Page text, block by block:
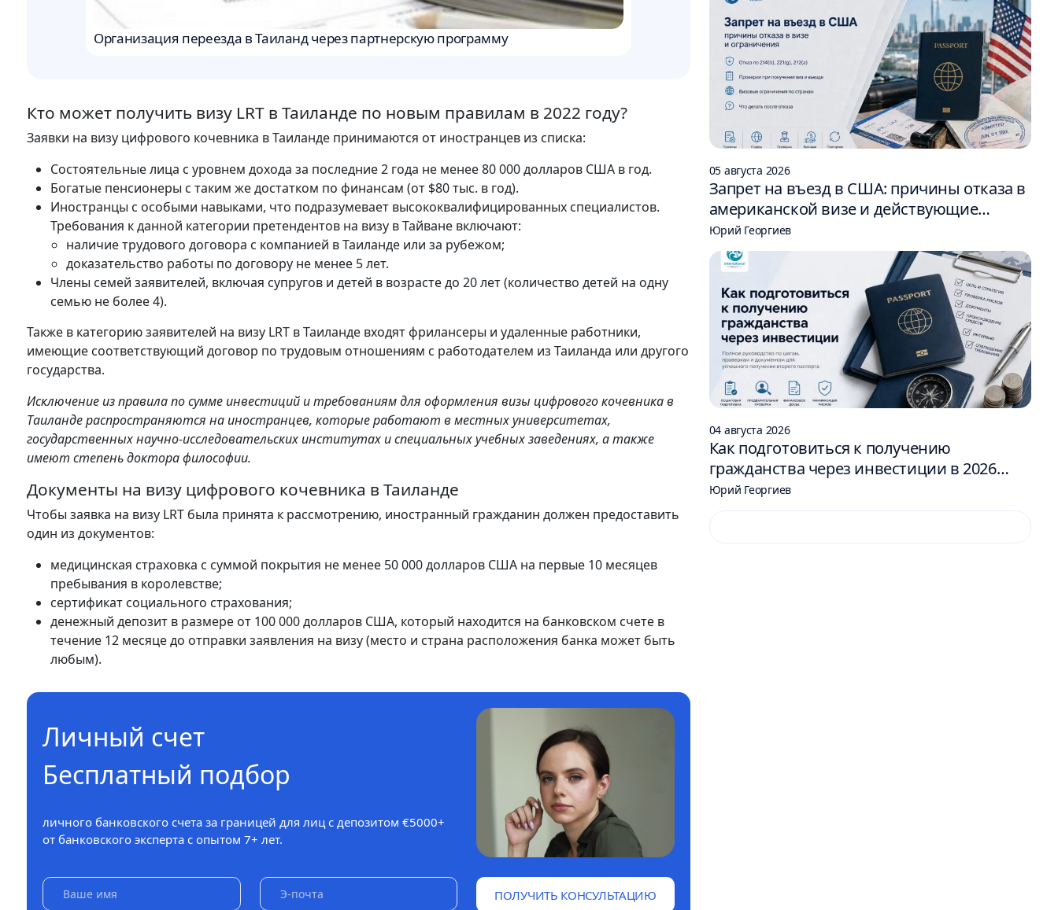
Организация переезда в Таиланд через партнерскую программу Покупка недвижимости на Пхукете рядом с пляжем
Кто может получить визу LRT в Таиланде по новым правилам в 2022 году?
Заявки на визу цифрового кочевника в Таиланде принимаются от иностранцев из списка:
Состоятельные лица с уровнем дохода за последние 2 года не менее 80 000 долларов США в год.
Богатые пенсионеры с таким же достатком по финансам (от $80 тыс. в год).
Иностранцы с особыми навыками, что подразумевает высококвалифицированных специалистов.
Требования к данной категории претендентов на визу в Тайване включают:
наличие трудового договора с компанией в Таиланде или за рубежом;
доказательство работы по договору не менее 5 лет.
Члены семей заявителей, включая супругов и детей в возрасте до 20 лет (количество детей на одну
семью не более 4).
Также в категорию заявителей на визу LRT в Таиланде входят фрилансеры и удаленные работники,
имеющие соответствующий договор по трудовым отношениям с работодателем из Таиланда или другого
государства.
Исключение из правила по сумме инвестиций и требованиям для оформления визы цифрового кочевника в
Таиланде распространяются на иностранцев, которые работают в местных университетах,
государственных научно-исследовательских институтах и специальных учебных заведениях, а также
имеют степень доктора философии.
Документы на визу цифрового кочевника в Таиланде
Чтобы заявка на визу LRT была принята к рассмотрению, иностранный гражданин должен предоставить
один из документов:
медицинская страховка с суммой покрытия не менее 50 000 долларов США на первые 10 месяцев
пребывания в королевстве;
сертификат социального страхования;
денежный депозит в размере от 100 000 долларов США, который находится на банковском счете в
течение 12 месяце до отправки заявления на визу (место и страна расположения банка может быть
любым).
Личный счет
Бесплатный подбор
личного банковского счета за границей для лиц с депозитом €5000+
от банковского эксперта с опытом 7+ лет.
ПОЛУЧИТЬ КОНСУЛЬТАЦИЮ
05 августа 2026
Запрет на въезд в США: причины отказа в
американской визе и действующие
ограничения
Юрий Георгиев
04 августа 2026
Как подготовиться к получению
гражданства через инвестиции в 2026
году: 6 шагов
Юрий Георгиев